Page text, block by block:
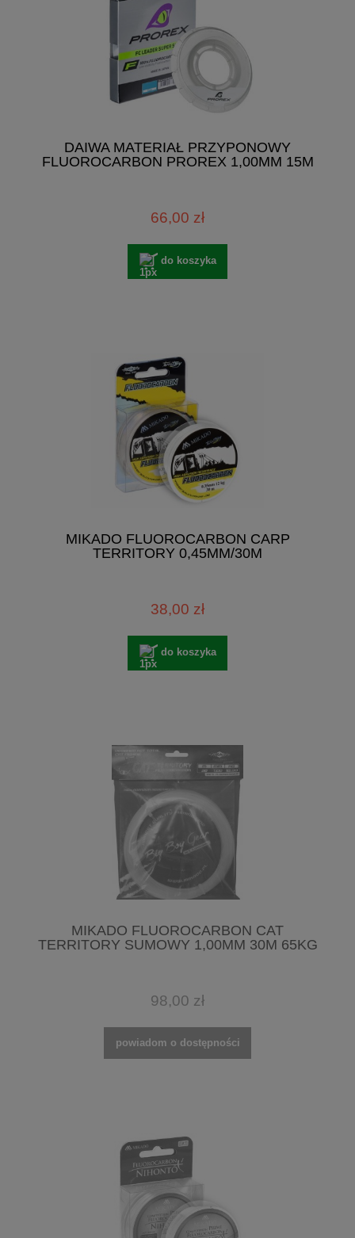
DAIWA MATERIAŁ PRZYPONOWY
FLUOROCARBON PROREX 1,00MM 15M
66,00 zł
do koszyka
MIKADO FLUOROCARBON CARP
TERRITORY 0,45MM/30M
38,00 zł
do koszyka
MIKADO FLUOROCARBON CAT
TERRITORY SUMOWY 1,00MM 30M 65KG
98,00 zł
powiadom o dostępności